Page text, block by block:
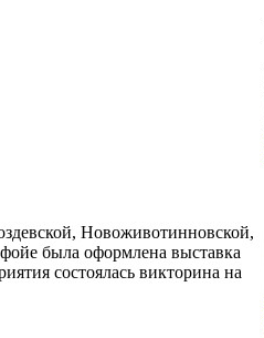
Новоживотинновской,
была оформлена выставка
состоялась викторина на